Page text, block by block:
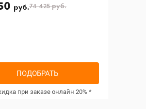
руб.74 425руб.
ПОДОБРАТЬ
при заказе онлайн 20% *